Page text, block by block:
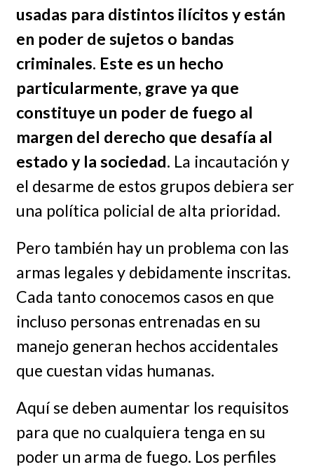
usadas para distintos ilícitos y están
en poder de sujetos o bandas
criminales. Este es un hecho
particularmente, grave ya que
constituye un poder de fuego al
margen del derecho que desafía al
estado y la sociedad. La incautación y
el desarme de estos grupos debiera ser
una política policial de alta prioridad.
Pero también hay un problema con las
armas legales y debidamente inscritas.
Cada tanto conocemos casos en que
incluso personas entrenadas en su
manejo generan hechos accidentales
que cuestan vidas humanas.
Aquí se deben aumentar los requisitos
para que no cualquiera tenga en su
poder un arma de fuego. Los perfiles